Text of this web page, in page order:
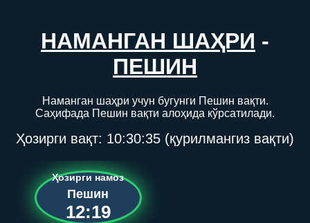
НАМАНГАН ШАҲРИ -
ПЕШИН
Наманган шаҳри учун бугунги Пешин вақти.
Саҳифада Пешин вақти алоҳида кўрсатилади.
Ҳозирги вақт: 10:30:35 (қурилмангиз вақти)
Ҳозирги намоз
Пешин
12:19